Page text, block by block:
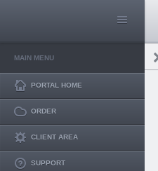
MAIN MENU
PORTAL HOME
ORDER
CLIENT AREA
SUPPORT